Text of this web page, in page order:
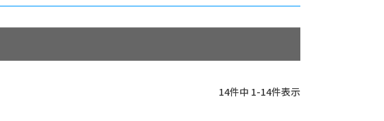
14件中 1-14件表示